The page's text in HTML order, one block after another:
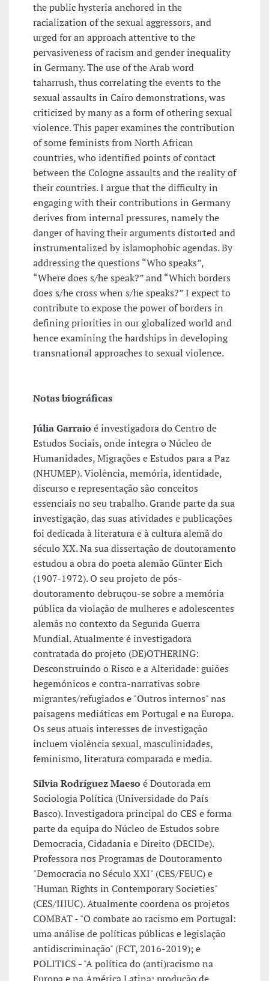
the public hysteria anchored in the
racialization of the sexual aggressors, and
urged for an approach attentive to the
pervasiveness of racism and gender inequality
in Germany. The use of the Arab word
taharrush, thus correlating the events to the
sexual assaults in Cairo demonstrations, was
criticized by many as a form of othering sexual
violence. This paper examines the contribution
of some feminists from North African
countries, who identified points of contact
between the Cologne assaults and the reality of
their countries. I argue that the difficulty in
engaging with their contributions in Germany
derives from internal pressures, namely the
danger of having their arguments distorted and
instrumentalized by islamophobic agendas. By
addressing the questions “Who speaks”,
“Where does s/he speak?” and “Which borders
does s/he cross when s/he speaks?” I expect to
contribute to expose the power of borders in
defining priorities in our globalized world and
hence examining the hardships in developing
transnational approaches to sexual violence.
Notas biográficas
Júlia Garraio é investigadora do Centro de
Estudos Sociais, onde integra o Núcleo de
Humanidades, Migrações e Estudos para a Paz
(NHUMEP). Violência, memória, identidade,
discurso e representação são conceitos
essenciais no seu trabalho. Grande parte da sua
investigação, das suas atividades e publicações
foi dedicada à literatura e à cultura alemã do
século XX. Na sua dissertação de doutoramento
estudou a obra do poeta alemão Günter Eich
(1907-1972). O seu projeto de pós-
doutoramento debruçou-se sobre a memória
pública da violação de mulheres e adolescentes
alemãs no contexto da Segunda Guerra
Mundial. Atualmente é investigadora
contratada do projeto (DE)OTHERING:
Desconstruindo o Risco e a Alteridade: guiões
hegemónicos e contra-narrativas sobre
migrantes/refugiados e "Outros internos" nas
paisagens mediáticas em Portugal e na Europa.
Os seus atuais interesses de investigação
incluem violência sexual, masculinidades,
feminismo, literatura comparada e media.
Silvia Rodríguez Maeso éDoutorada em
Sociologia Política (Universidade do País
Basco). Investigadora principal do CES e forma
parte da equipa do Núcleo de Estudos sobre
Democracia, Cidadania e Direito (DECIDe).
Professora nos Programas de Doutoramento
"Democracia no Século XXI" (CES/FEUC) e
"Human Rights in Contemporary Societies"
(CES/IIIUC). Atualmente coordena os projetos
COMBAT - "O combate ao racismo em Portugal:
uma análise de políticas públicas e legislação
antidiscriminação" (FCT, 2016-2019); e
POLITICS - "A política do (anti)racismo na